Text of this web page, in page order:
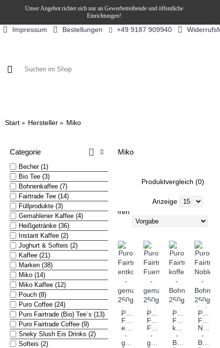
Unser Angebot richtet sich nur an Gewerbetreibende und öffentliche
Einrichtungen!
Impressum Bestellungen +49 9187 909940
Start Hersteller Miko
Categorie
Becher (1)
Bio Tee (3)
Bohnenkaffee (7)
Fairtrade Tee (14)
Füllprodukte (3)
Gemahlener Kaffee (4)
Heißgetränke (36)
Instant Kaffee (2)
Joghurt & Softeis (2)
Kaffee (21)
Marken (38)
Miko (14)
Miko Kaffee (12)
Pouch (8)
Puro Coffee (24)
Puro Fairtrade (Bio) Tee´s (13)
Puro Fairtrade Coffee (9)
Sneky Slush Eis Drinks (2)
Softeis (2)
Miko
Produktvergleich (0)
Anzeige
Sortieren
nach
Puro
Fairtrade
entkoffeiniert
-
gemahlen
Puro
Fairtrade
Fuerte
-
gemahlen
Puro
Fairtrade
koffeinfrei
-
Bohne
Puro
Noble
-
Bohne